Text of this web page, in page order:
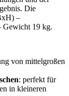
Die
–
Gewicht 19 kg.
von mittelgroßen
: perfekt für
in kleineren